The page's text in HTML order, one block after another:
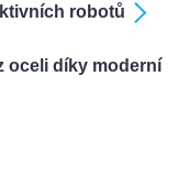
robotů
oceli díky moderní